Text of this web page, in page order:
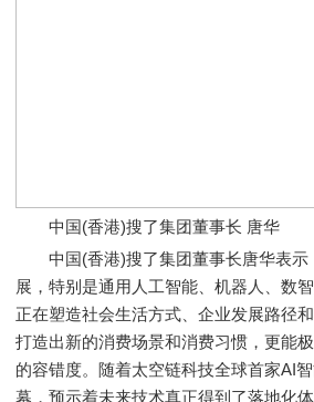
中国(香港)搜了集团董事长 唐华
中国(香港)搜了集团董事长唐华表示
展，特别是通用人工智能、机器人、数
正在塑造社会生活方式、企业发展路径
打造出新的消费场景和消费习惯，更能
的容错度。随着太空链科技全球首家AI
幕，预示着未来技术真正得到了落地化